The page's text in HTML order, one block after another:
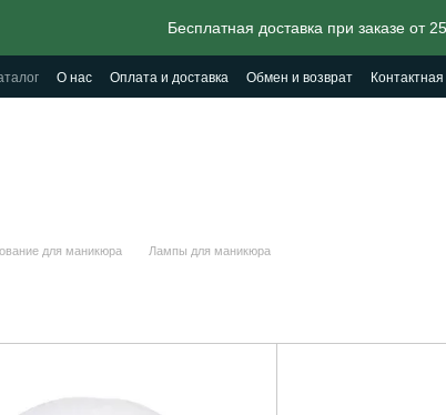
Бесплатная доставка при заказе от
О нас Оплата и доставка Обмен и возврат
для маникюра Лампы для маникюра